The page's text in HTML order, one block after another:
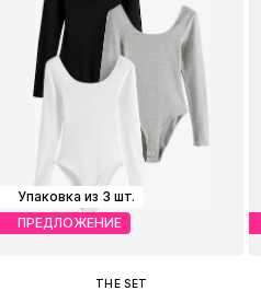
Упаковка из 3 шт.
ПРЕДЛОЖЕНИЕ
THE SET